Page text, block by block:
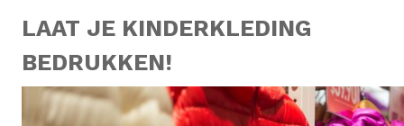
LAAT JE KINDERKLEDING
BEDRUKKEN!